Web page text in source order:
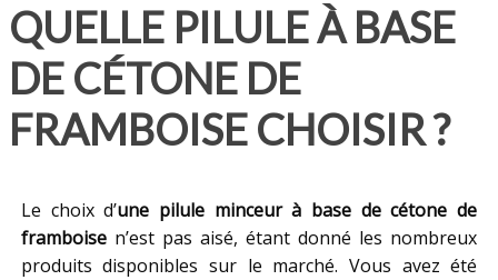
QUELLE PILULE À BASE
DE CÉTONE DE
FRAMBOISE CHOISIR ?
Le choix d’une pilule minceur à base de cétone de
framboisen’est pas aisé, étant donné les nombreux
produits disponibles sur le marché. Vous avez été